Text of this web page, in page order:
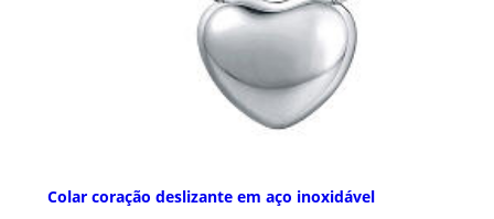
Colar coração deslizante em aço inoxidável